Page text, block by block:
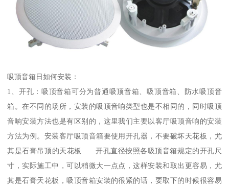
吸顶音箱日如何安装：
1、开孔：吸顶音箱可分为普通吸顶音箱、吸顶音箱、防水吸顶音
箱。在不同的场所，安装的吸顶音响类型也是不相同的，同时吸顶
音响安装方法也是有区别的，这里我们主要以客厅吸顶音响的安装
方法为例。安装客厅吸顶音箱要使用开孔器，不要破坏天花板，尤
其是石膏吊顶的天花板 开孔直径按照各吸顶音箱规定的开孔尺
寸，实际施工中，可以稍微大一点点，这样安装和取出更容易，尤
其是石膏天花板，吸顶音箱安装的很紧的话，要取下的时候很容易